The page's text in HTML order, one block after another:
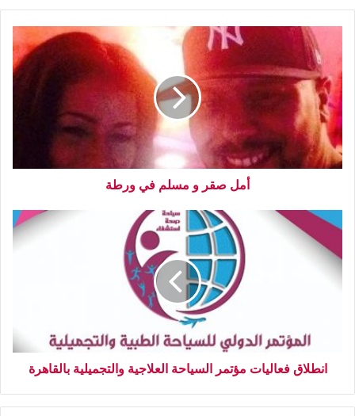
أمل صقر و مسلم في ورطة
انطلاق فعاليات مؤتمر السياحة العلاجية والتجميلية بالقاهرة